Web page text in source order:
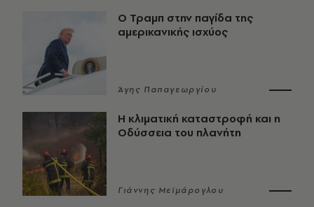
Ο Τραμπ στην παγίδα της
αμερικανικής ισχύος
Άγης Παπαγεωργίου
Η κλιματική καταστροφή και η
Οδύσσεια του πλανήτη
Γιάννης Μεϊμάρογλου